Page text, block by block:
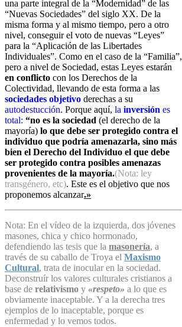
una parte integral de la “Modernidad” de las
“Nuevas Sociedades” del siglo XX. De la
misma forma y al mismo tiempo, pero a otro
nivel, conseguir el voto de nuevas “Leyes”
para la “Aplicación de las Libertades
Individuales”. Como en el caso de la “Familia”,
pero a nivel de Sociedad, estas Leyes estarán
en conflicto con los Derechos de la
Colectividad, llevando de esta forma a las
sociedades objetivo derechas a su
autodestucción. Porque aquí, la inversión es
total: “no es la sociedad (el derecho de la
mayoría) lo que debe ser protegido contra el
individuo que podría amenazarla, sino más
bien el Derecho del Individuo el que debe
ser protegido contra posibles amenazas
provenientes de la mayoría.(Nota: ley
transgénero, etc). Este es el objetivo que nos
proponemos alcanzar.»
Nota: En el vídeo de la izquierda, dos jóvenes
masones, chica y chico hormonado,
defendiendo las tesis que la masonería, a
través de su caballo de Troya el Maxismo
Cultural, trata de inocular en la sociedad.
Deconstruír los valores culturales cristianos a
base de relativismo y «respeto» a lo que es
obviamente inaceptable. Y a la derecha tres
ejemplos de lo inaceptable, porque es
enfermedad y lo vemos todos.